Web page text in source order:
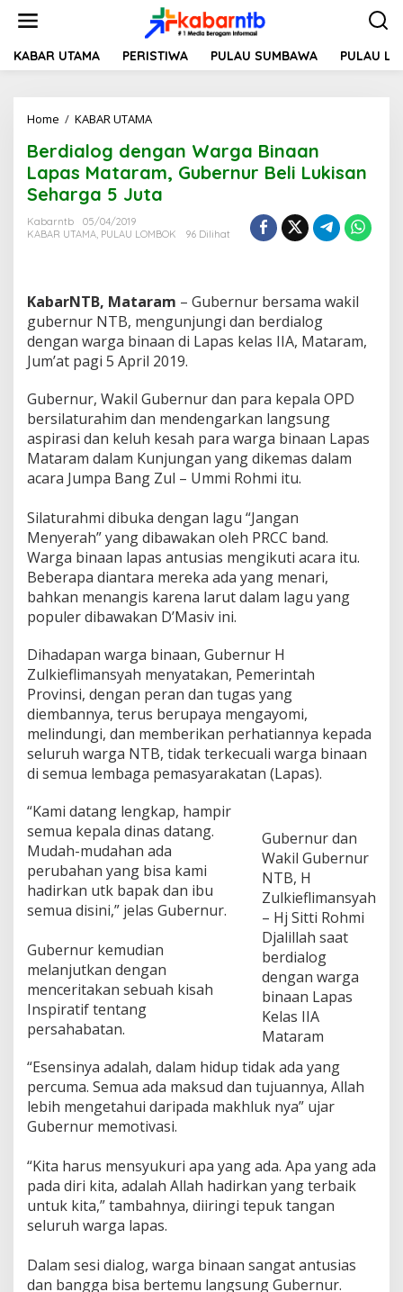
t
KABAR UTAMA PERISTIWA PULAU SUMBAWA PULAU
Home / KABAR UTAMA
r
d
i
a
o
n
a
n
W
r
a
B
i
n
n
L
a
p
a
s
M
t
a
a
m
,
G
u
b
r
n
u
r
B
e
l
L
k
i
e
h
a
r
5
J
u
t
Berdialog dengan Warga Binaan
Lapas Mataram, Gubernur Beli Lukisan
Seharga 5 Juta
Kabarntb
05/04/2019
KABAR UTAMA, PULAU LOMBOK 96 Dilihat
KabarNTB, Mataram – Gubernur bersama wakil
gubernur NTB, mengunjungi dan berdialog
dengan warga binaan di Lapas kelas IIA, Mataram,
Jum’at pagi 5 April 2019.
Gubernur, Wakil Gubernur dan para kepala OPD
bersilaturahim dan mendengarkan langsung
aspirasi dan keluh kesah para warga binaan Lapas
Mataram dalam Kunjungan yang dikemas dalam
acara Jumpa Bang Zul – Ummi Rohmi itu.
Silaturahmi dibuka dengan lagu “Jangan
Menyerah” yang dibawakan oleh PRCC band.
Warga binaan lapas antusias mengikuti acara itu.
Beberapa diantara mereka ada yang menari,
bahkan menangis karena larut dalam lagu yang
populer dibawakan D’Masiv ini.
Dihadapan warga binaan, Gubernur H
Zulkieflimansyah menyatakan, Pemerintah
Provinsi, dengan peran dan tugas yang
diembannya, terus berupaya mengayomi,
melindungi, dan memberikan perhatiannya kepada
seluruh warga NTB, tidak terkecuali warga binaan
di semua lembaga pemasyarakatan (Lapas).
Gubernur dan
Wakil Gubernur
NTB, H
Zulkieflimansyah
– Hj Sitti Rohmi
Djalillah saat
berdialog
dengan warga
binaan Lapas
Kelas IIA
Mataram
“Kami datang lengkap, hampir
semua kepala dinas datang.
Mudah-mudahan ada
perubahan yang bisa kami
hadirkan utk bapak dan ibu
semua disini,” jelas Gubernur.
Gubernur kemudian
melanjutkan dengan
menceritakan sebuah kisah
Inspiratif tentang
persahabatan.
“Esensinya adalah, dalam hidup tidak ada yang
percuma. Semua ada maksud dan tujuannya, Allah
lebih mengetahui daripada makhluk nya” ujar
Gubernur memotivasi.
“Kita harus mensyukuri apa yang ada. Apa yang ada
pada diri kita, adalah Allah hadirkan yang terbaik
untuk kita,” tambahnya, diiringi tepuk tangan
seluruh warga lapas.
Dalam sesi dialog, warga binaan sangat antusias
dan bangga bisa bertemu langsung Gubernur.